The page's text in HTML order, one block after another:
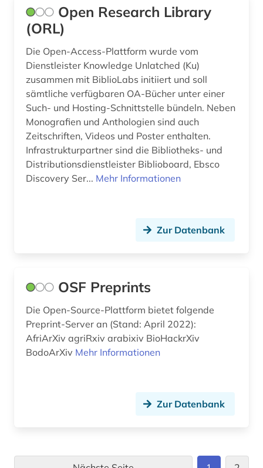
Open Research Library
(ORL)
Die Open-Access-Plattform wurde vom
Dienstleister Knowledge Unlatched (Ku)
zusammen mit BiblioLabs initiiert und soll
sämtliche verfügbaren OA-Bücher unter einer
Such- und Hosting-Schnittstelle bündeln. Neben
Monografien und Anthologien sind auch
Zeitschriften, Videos und Poster enthalten.
Infrastrukturpartner sind die Bibliotheks- und
Distributionsdienstleister Biblioboard, Ebsco
Discovery Ser... Mehr Informationen
Zur Datenbank
OSF Preprints
Die Open-Source-Plattform bietet folgende
Preprint-Server an (Stand: April 2022):
AfriArXiv agriRxiv arabixiv BioHackrXiv
BodoArXiv Mehr Informationen
Zur Datenbank